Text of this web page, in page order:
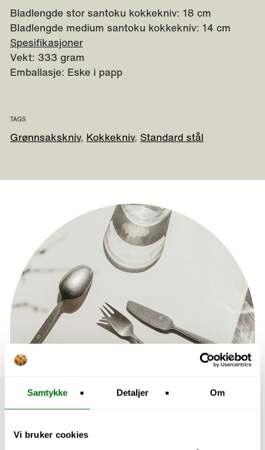
Samtykke Detaljer Om
Vi bruker cookies
Bladlengde stor santoku kokkekniv: 18 cm
Bladlengde medium santoku kokkekniv: 14 cm
Spesifikasjoner
Vekt: 333 gram
Emballasje: Eske i papp
TAGS
Grønnsakskniv Kokkekniv Standard stål